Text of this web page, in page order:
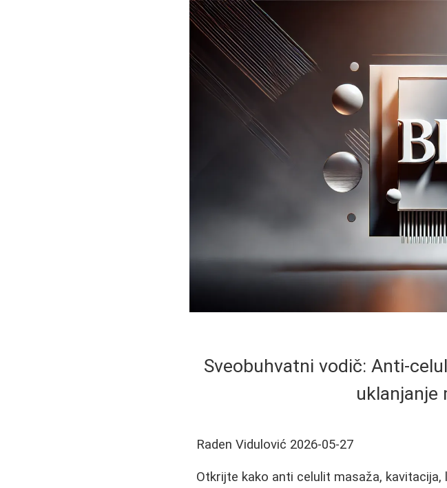
Sveobuhvatni vodič: Anti-
uklanjanje
Raden Vidulović 2026-05-27
Otkrijte kako anti celulit masaža,